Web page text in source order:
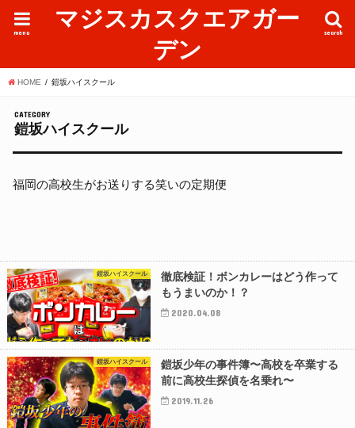
マジスカスクエアガー
デン
search
menu
HOME 鎧坂ハイスクール
CATEGORY
鎧坂ハイスクール
福岡の高校生がお送りする笑いの定期便
鎧坂ハイスクール
徹底検証！ボンカレーはどう作って
もうまいのか！？
2020.04.08
鎧坂ハイスクール
鎧坂少年の事件簿〜高校を卒業する
前に高校生探偵を名乗れ〜
2019.11.26